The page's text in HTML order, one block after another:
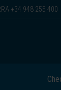
+34 948 255 400